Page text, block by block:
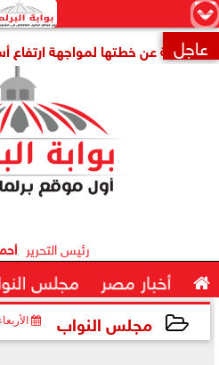
×

 عاجل
عن خطتها لمواجهة ارتفاع أسعار
رئيس التحرير
 أخبار مصر مجلس
مجلس النواب الأربعاء، 13